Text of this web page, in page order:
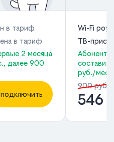
в тариф
в тариф
2 месяца
далее 900
подключить
Wi-Fi
ТВ-
составит
руб./мес.
900 руб/
546